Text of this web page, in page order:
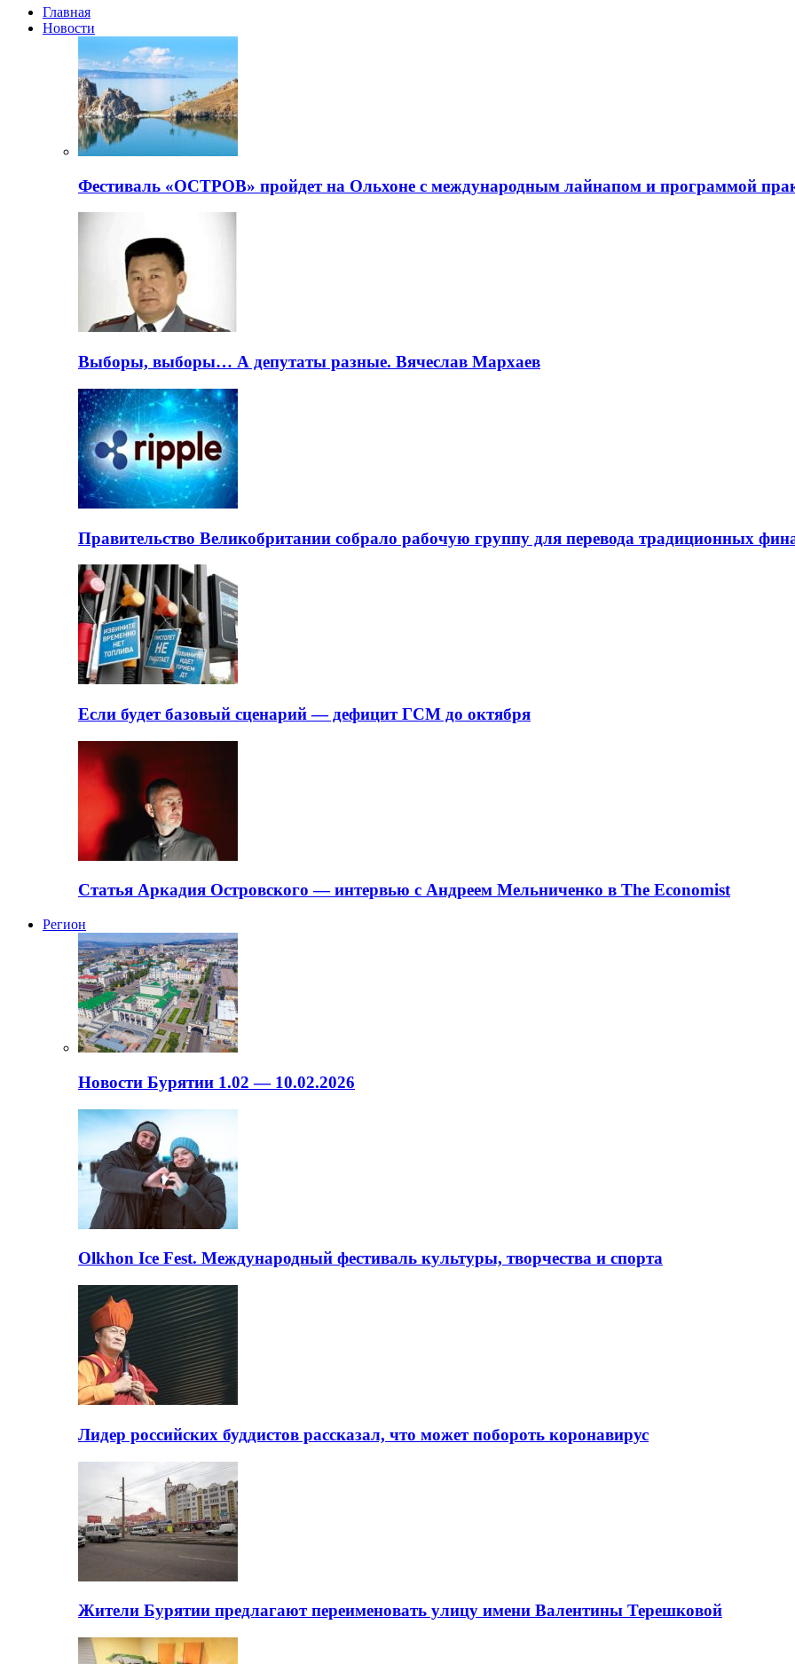
Главная
Новости
Фестиваль «ОСТРОВ» пройдет на Ольхоне с международным лайнапом и программой
Выборы, выборы… А депутаты разные. Вячеслав Мархаев
Правительство Великобритании собрало рабочую группу для перевода традиционных
Если будет базовый сценарий — дефицит ГСМ до октября
Статья Аркадия Островского — интервью с Андреем Мельниченко в The Economist
Регион
Новости Бурятии 1.02 — 10.02.2026
Olkhon Ice Fest. Международный фестиваль культуры, творчества и спорта
Лидер российских буддистов рассказал, что может побороть коронавирус
Жители Бурятии предлагают переименовать улицу имени Валентины Терешковой